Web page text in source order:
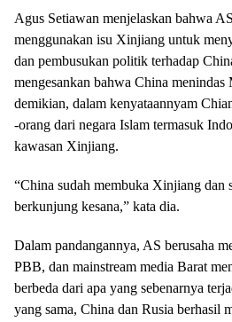
Agus Setiawan menjelaskan bahwa
menggunakan isu Xinjiang untuk
dan pembusukan politik terhadap
mengesankan bahwa China
demikian, dalam kenyataannyam
-orang dari negara Islam termasuk
kawasan Xinjiang.
“China sudah membuka Xinjiang dan
berkunjung kesana,” kata dia.
Dalam pandangannya, AS berusaha
PBB, dan mainstream media Barat
berbeda dari apa yang sebenarnya
yang sama, China dan Rusia berhasil